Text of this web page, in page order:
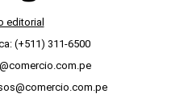
editorial
(+511) 311-6500